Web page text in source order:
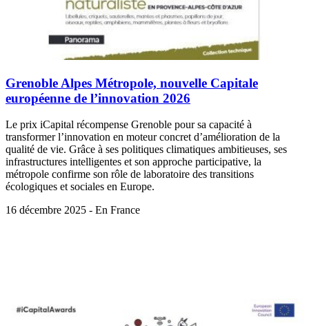
Grenoble Alpes Métropole, nouvelle Capitale
européenne de l’innovation 2026
Le prix iCapital récompense Grenoble pour sa capacité à
transformer l’innovation en moteur concret d’amélioration de la
qualité de vie. Grâce à ses politiques climatiques ambitieuses, ses
infrastructures intelligentes et son approche participative, la
métropole confirme son rôle de laboratoire des transitions
écologiques et sociales en Europe.
16 décembre 2025 - En France